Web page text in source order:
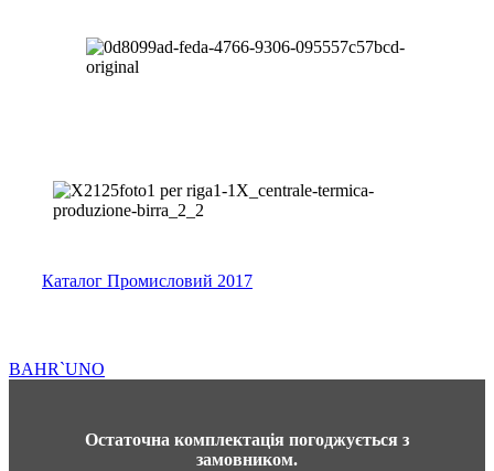
Каталог Промисловий 2017
BAHR`UNO
Остаточна комплектація погоджується з
замовником.